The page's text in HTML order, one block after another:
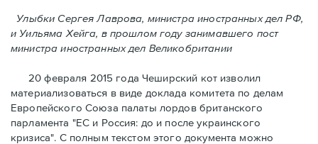
Улыбки Сергея Лаврова, министра иностранных дел РФ,
и Уильяма Хейга, в прошлом году занимавшего пост
министра иностранных дел Великобритании
20 февраля 2015 года Чеширский кот изволил
материализоваться в виде доклада комитетa по делам
Европейского Союза палаты лордов британского
парламента "ЕС и Россия: до и после украинского
кризиса". С полным текстом этого документа можно